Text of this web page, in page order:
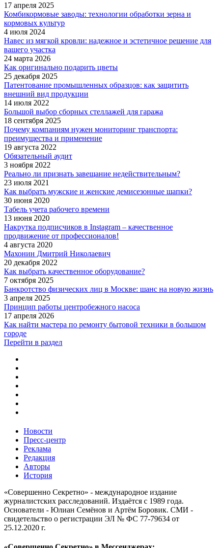
17 апреля 2025
Комбикормовые заводы: технологии обработки зерна и
кормовых культур
4 июля 2024
Навес из мягкой кровли: надежное и эстетичное решение для
вашего участка
24 марта 2026
Как оригинально подарить цветы
25 декабря 2025
Патентование промышленных образцов: как защитить
внешний вид продукции
14 июля 2022
Большой выбор сборных стеллажей для гаража
18 сентября 2025
Почему компаниям нужен мониторинг транспорта:
преимущества и применение
19 августа 2022
Обязательный аудит
3 ноября 2022
Реально ли признать завещание недействительным?
23 июля 2021
Как выбрать мужские и женские демисезонные шапки?
30 июня 2020
Табель учета рабочего времени
13 июня 2020
Накрутка подписчиков в Instagram – качественное
продвижение от профессионалов!
4 августа 2020
Махонин Дмитрий Николаевич
20 декабря 2022
Как выбрать качественное оборудование?
7 октября 2025
Банкротство физических лиц в Москве: шанс на новую жизнь
3 апреля 2025
Принцип работы центробежного насоса
17 апреля 2026
Как найти мастера по ремонту бытовой техники в большом
городе
Перейти в раздел
Новости
Пресс-центр
Реклама
Редакция
Авторы
История
«Совершенно Секретно» - международное издание
журналистских расследований. Издаётся с 1989 года.
Основатели - Юлиан Семёнов и Артём Боровик. CМИ -
свидетельство о регистрации ЭЛ № ФС 77-79634 от
25.12.2020 г.